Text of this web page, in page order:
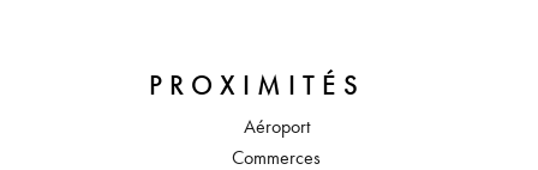
PROXIMITÉS
Aéroport
Commerces